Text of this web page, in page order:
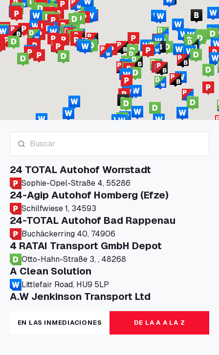
24 TOTAL Autohof Worrstadt
Sophie-Opel-Straße 4, 55286
24-Agip Autohof Homberg (Efze)
Schilfwiese 1, 34593
24-TOTAL Autohof Bad Rappenau
Buchäckerring 40, 74906
4 RATAI Transport GmbH Depot
Otto-Hahn-Straße 3, , 48268
A Clean Solution
Littlefair Road, HU9 5LP
A.W Jenkinson Transport Ltd
Progress House, ME11 5GA
A+G Nettetal - Depot Parking
Am Panneschopp 7, 41334
EN LAS INMEDIACIONES DE LA A A LA Z